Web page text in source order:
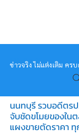
หมอข่าว
ข่าวจริง ไม่แต่งเติม ค
นนทบุรี รวบอดีตร
จับชัดขโมยของใน
แผงขายตัดราคา